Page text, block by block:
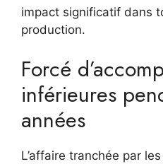
impact significatif dans
production.
Forcé
inférieures
années
L’affaire tranchée par